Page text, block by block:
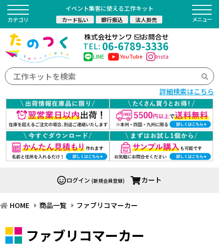
イベント集客に使える工作キット
カード払い 銀行振込 法人掛売
詳細検索はこちら
株式会社サンワ お問合せ
TEL: 06-6789-3336
LINE YouTube Insta
カテゴリ
ログイン (新規会員登録) カート
HOME 商品一覧 ファブリコマーカー
ファブリコマーカー